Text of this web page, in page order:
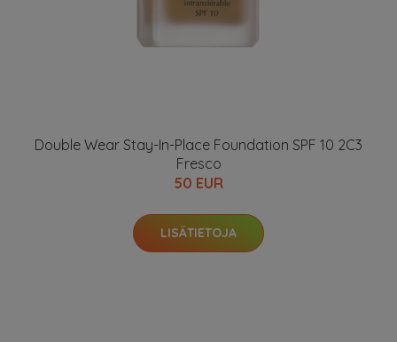
Double Wear Stay-In-Place Foundation SPF 10 2C3
Fresco
50 EUR
LISÄTIETOJA